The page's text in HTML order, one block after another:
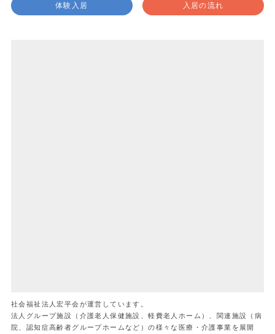
体験入居 入居の流れ
社会福祉法人宏平会が運営しています。
法人グループ施設（介護老人保健施設、軽費老人ホーム）、関連施設（病
院、認知症高齢者グループホームなど）の様々な医療・介護事業を展開